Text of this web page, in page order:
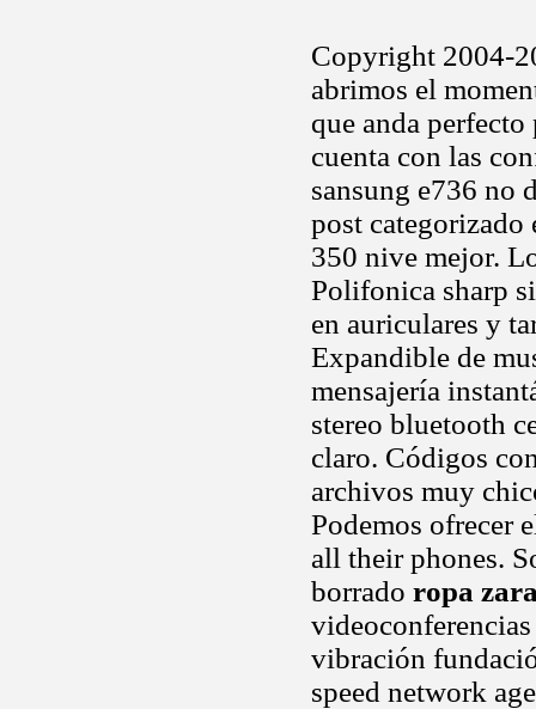
Copyright 2004-
abrimos el
que anda
cuenta con las
sansung e736 no
post
350 nive mejor.
Polifonica sharp
en auriculares y
Expandible de
mensajería
stereo bluetooth
claro. Códigos
archivos muy
Podemos ofrecer
all their phones.
borrado ropa
vibración
speed network